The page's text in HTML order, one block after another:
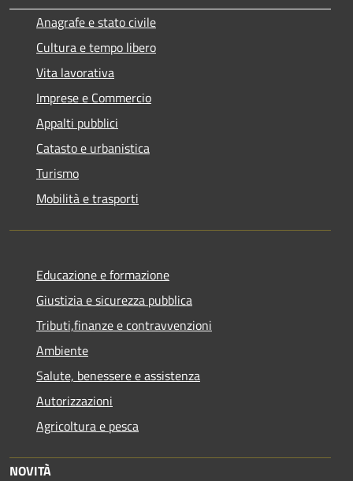
Anagrafe e stato civile
Cultura e tempo libero
Vita lavorativa
Imprese e Commercio
Appalti pubblici
Catasto e urbanistica
Turismo
Mobilità e trasporti
Educazione e formazione
Giustizia e sicurezza pubblica
Tributi,finanze e contravvenzioni
Ambiente
Salute, benessere e assistenza
Autorizzazioni
Agricoltura e pesca
NOVITÀ